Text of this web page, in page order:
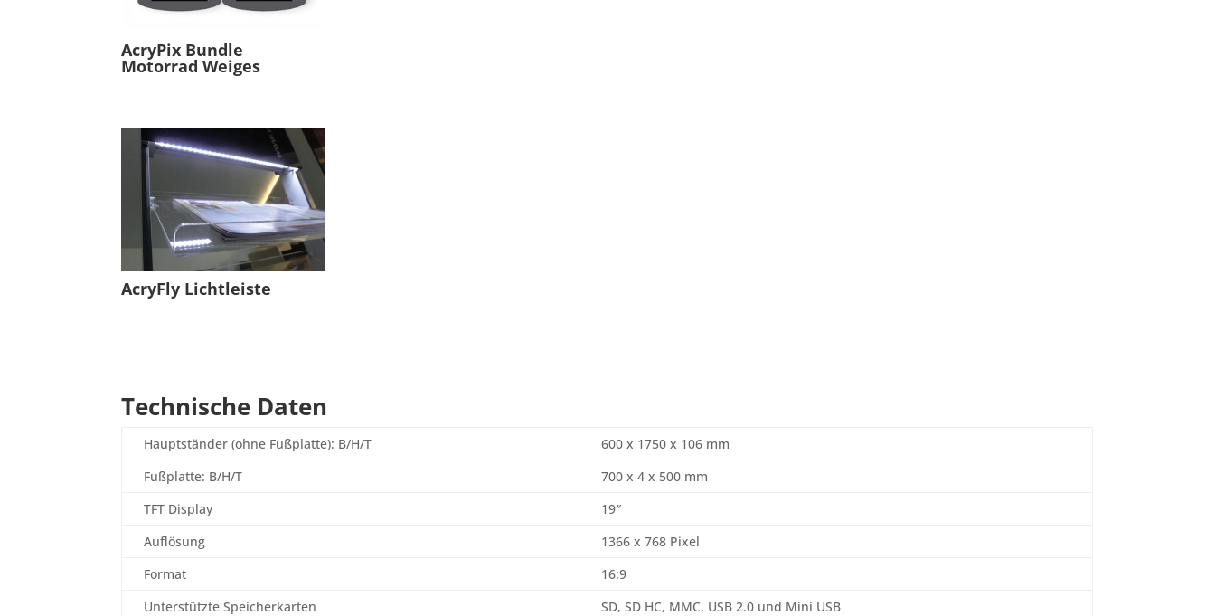
AcryPix Bundle
Motorrad Weiges
AcryFly Lichtleiste
Technische Daten
Hauptständer (ohne Fußplatte): B/H/T
600 x 1750 x 106 mm
Fußplatte: B/H/T
700 x 4 x 500 mm
TFT Display
19″
Auflösung
1366 x 768 Pixel
Format
16:9
Unterstützte Speicherkarten
SD, SD HC, MMC, USB 2.0 und Mini USB